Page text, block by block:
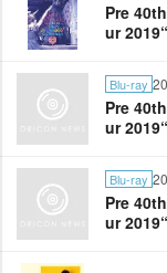
Pre
ur
Blu-ray
Pre
ur
Blu-ray
Pre
ur